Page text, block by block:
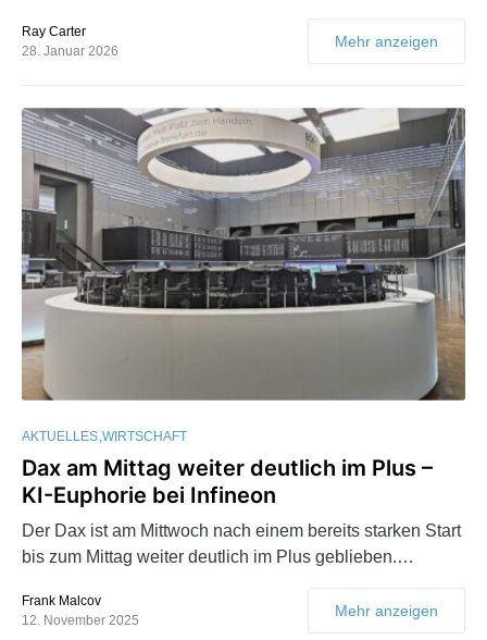
Ray Carter
28. Januar 2026
Mehr anzeigen
AKTUELLES WIRTSCHAFT
Dax am Mittag weiter deutlich im Plus –
KI-Euphorie bei Infineon
Der Dax ist am Mittwoch nach einem bereits starken Start
bis zum Mittag weiter deutlich im Plus geblieben.…
Frank Malcov
12. November 2025
Mehr anzeigen